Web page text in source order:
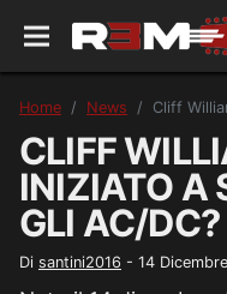
Home News Cliff
CLIFF
INIZIATO A
GLI AC/DC?
Di santini2016 - 14